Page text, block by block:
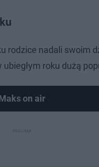
rodzice nadali swoim
roku dużą
on air